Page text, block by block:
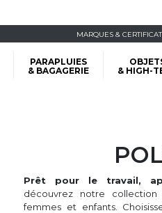
MARQUES &
PARAPLUIES
& BAGAGERIE
& HIGH-
Prêt pour le travail,
découvrez notre
femmes et enfants.